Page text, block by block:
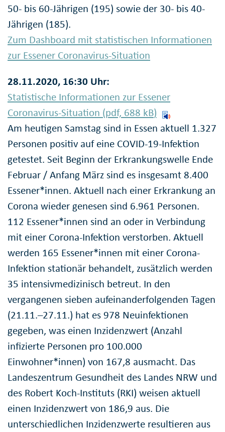
50- bis 60-Jährigen (195) sowie der 30- bis 40-
Jährigen (185).
Zum Dashboard mit statistischen Informationen
zur Essener Coronavirus-Situation
28.11.2020, 16:30 Uhr:
Statistische Informationen zur Essener
Coronavirus-Situation (pdf, 688 kB)
Am heutigen Samstag sind in Essen aktuell 1.327
Personen positiv auf eine COVID-19-Infektion
getestet. Seit Beginn der Erkrankungswelle Ende
Februar / Anfang März sind es insgesamt 8.400
Essener*innen. Aktuell nach einer Erkrankung an
Corona wieder genesen sind 6.961 Personen.
112 Essener*innen sind an oder in Verbindung
mit einer Corona-Infektion verstorben. Aktuell
werden 165 Essener*innen mit einer Corona-
Infektion stationär behandelt, zusätzlich werden
35 intensivmedizinisch betreut. In den
vergangenen sieben aufeinanderfolgenden Tagen
(21.11.–27.11.) hat es 978 Neuinfektionen
gegeben, was einen Inzidenzwert (Anzahl
infizierte Personen pro 100.000
Einwohner*innen) von 167,8 ausmacht. Das
Landeszentrum Gesundheit des Landes NRW und
des Robert Koch-Instituts (RKI) weisen aktuell
einen Inzidenzwert von 186,9 aus. Die
unterschiedlichen Inzidenzwerte resultieren aus